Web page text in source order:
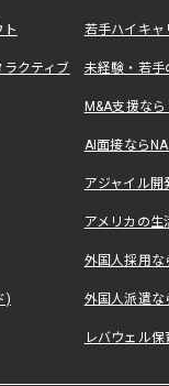
若手ハイキ
クティブ 未経験・若手
M&A支援な
AI面接なら
アジャイル
アメリカの
外国人採用
) 外国人派遣な
レバウェル